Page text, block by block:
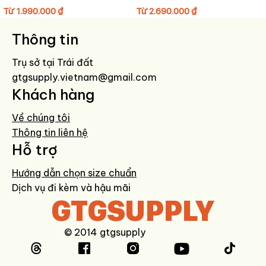
Không phơi nắng trực tiếp để giữ màu metallic bền đẹp.
Bảo quản nơi khô ráo, thoáng khí khi không sử dụng.
Từ1.990.000₫ Từ2.690.000₫
Thông tin
Trụ sở tại Trái đất
gtgsupply.vietnam@gmail.com
Khách hàng
Về chúng tôi
Thông tin liên hệ
Hỗ trợ
Hướng dẫn chọn size chuẩn
Dịch vụ đi kèm và hậu mãi
GTGSUPPLY
© 2014 gtgsupply